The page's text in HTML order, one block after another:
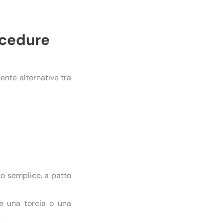
alternative tra
semplice, a patto
una torcia o una